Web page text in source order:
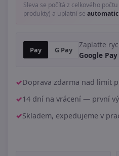
Sleva se počítá z celkového
produkty) a uplatní se
Pay G Pay
Zaplaťte
Google Pay
Doprava zdarma nad limit
14 dní na vrácení — první
Skladem, expedujeme v